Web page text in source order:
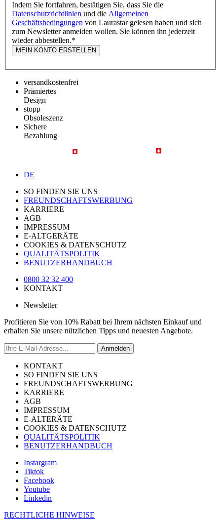
Indem Sie fortfahren, bestätigen Sie, dass Sie die
Datenschutzrichtlinien und die Allgemeinen
Geschäftsbedingungen von Laurastar gelesen haben und sich
zum Newsletter anmelden wollen. Sie können ihn jederzeit
wieder abbestellen.*
MEIN KONTO ERSTELLEN
versandkostenfrei
Prämiertes
Design
stopp
Obsoleszenz
Sichere
Bezahlung
DE
SO FINDEN SIE UNS
FREUNDSCHAFTSWERBUNG
KARRIERE
AGB
IMPRESSUM
E-ALTGERÄTE
COOKIES & DATENSCHUTZ
QUALITÄTSPOLITIK
BENUTZERHANDBUCH
0800 32 32 400
KONTAKT
Newsletter
Profitieren Sie von 10% Rabatt bei Ihrem nächsten Einkauf und
erhalten Sie unsere nützlichen Tipps und neuesten Angebote.
Anmelden
KONTAKT
SO FINDEN SIE UNS
FREUNDSCHAFTSWERBUNG
KARRIERE
AGB
IMPRESSUM
E-ALTERÄTE
COOKIES & DATENSCHUTZ
QUALITÄTSPOLITIK
BENUTZERHANDBUCH
Instargram
Tiktok
Facebook
Youtube
Linkedin
RECHTLICHE HINWEISE